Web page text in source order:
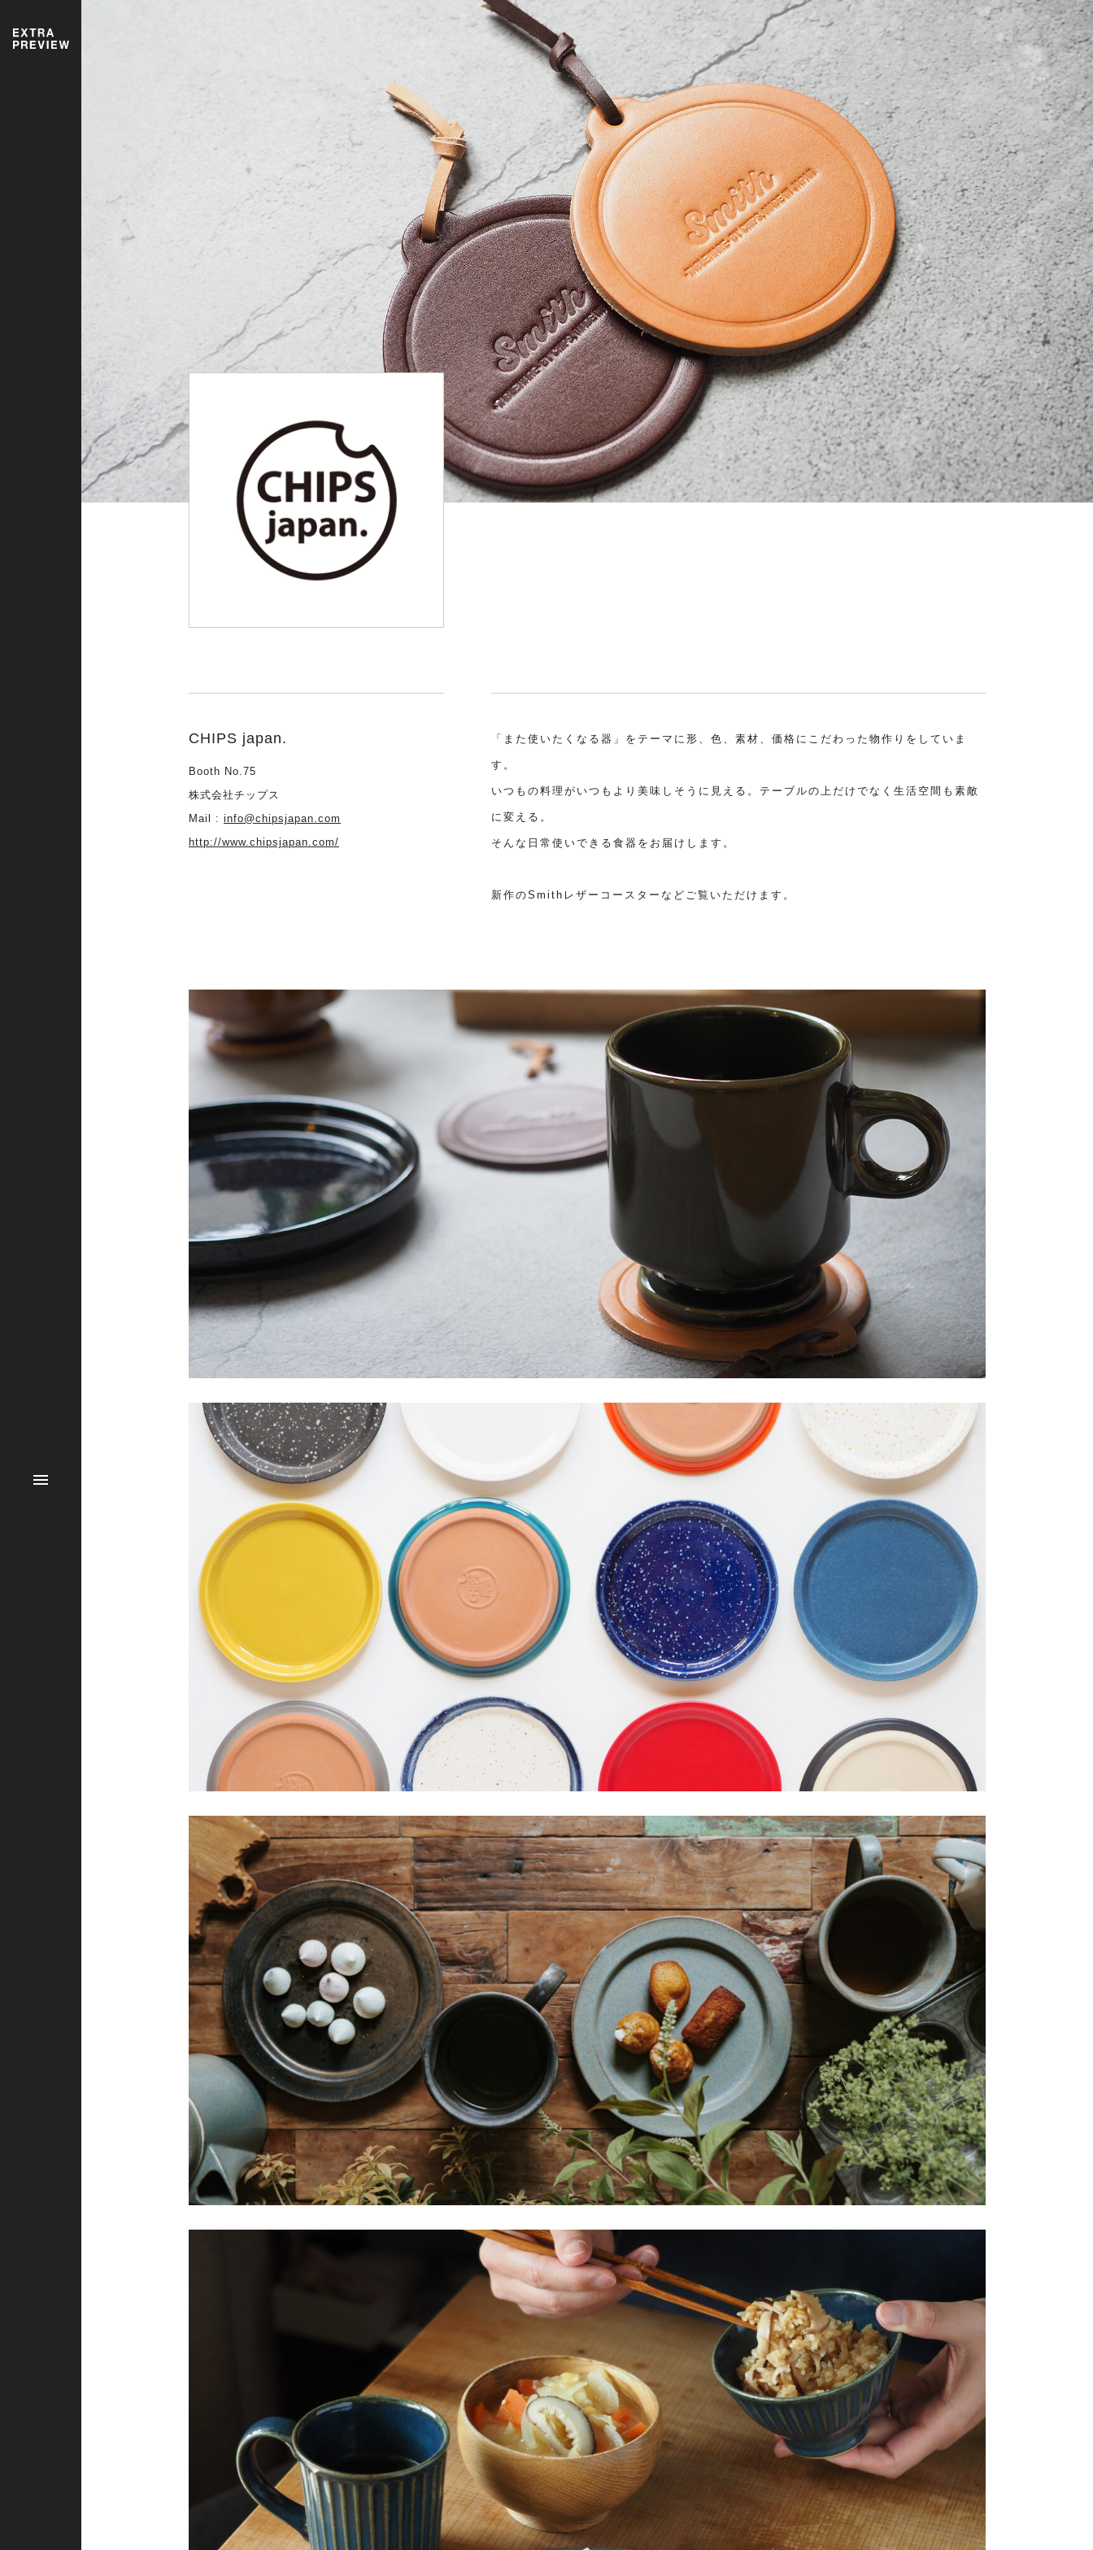
CHIPS japan.
Booth No.75
株式会社チップス
Mail : info@chipsjapan.com
http://www.chipsjapan.com/
「また使いたくなる器」をテーマに形、色、素材、価格にこだわった物作りをしていま
す。
いつもの料理がいつもより美味しそうに見える。テーブルの上だけでなく生活空間も素敵
に変える。
そんな日常使いできる食器をお届けします。
新作のSmithレザーコースターなどご覧いただけます。